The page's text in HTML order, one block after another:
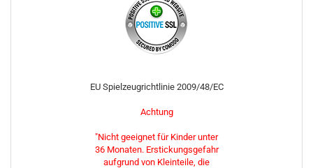
EU Spielzeugrichtlinie 2009/48/EC
Achtung
"Nicht geeignet für Kinder unter
36 Monaten. Erstickungsgefahr
aufgrund von Kleinteile, die